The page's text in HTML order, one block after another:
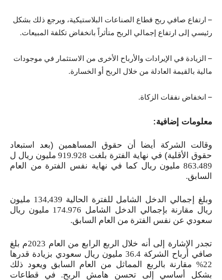
– ارتفاع صافي ربح قطاع الصناعات البلاستيكية، ويرجع ذلك بشكل
رئيسي إلى ارتفاع إجمالي الربح متأثراً بانخفاض تكلفة المبيعات.
– الزيادة في الإيرادات والأرباح الأخرى من الاستثمار في موجودات
مالية بالقيمة العادلة من خلال الربح أو الخسارة.
– انخفاض نفقات الزكاة.
معلومات إضافية:
وقالت الشركة أيضا أن حقوق المساهمين (بعد استبعاد
حقوق الأقلية) في نهاية الفترة بلغت 919.928 مليون ريال ل
863.489 مليون ريال كما في نهاية نفس الفترة من العام
السابق.
وبلغ إجمالي الدخل الشامل للفترة الحالية 134,439 مليون
ريال مقارنة بإجمالي الدخل الشامل 174.976 مليون ريال
سعودي عن نفس الفترة من العام السابق.
تجدر الإشارة إلى أنه خلال الربع الرابع من العام 2023م بلغ
صافي أرباح الشركة 36.4 مليون ريال سعودي بزيادة قدرها
22% مقارنة بالربع المماثل من العام السابق ويعود ذلك
بشكل أساسي إلى تحسن هامش الربح. في قطاعات